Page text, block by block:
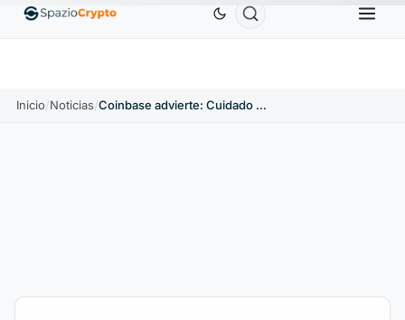
EthereumETH1880,58 US$ TetherUSDT ↑0.00%
Inicio/Noticias/ Coinbase advierte: Cuidado con el restablecimiento de Ethereum